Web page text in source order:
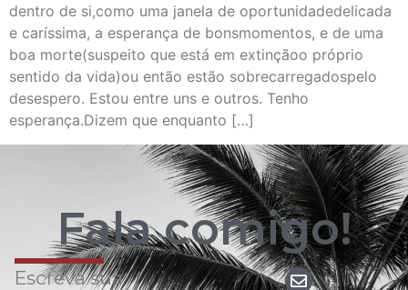
dentro de si,como uma janela de oportunidadedelicada
e caríssima, a esperança de bonsmomentos, e de uma
boa morte(suspeito que está em extinçãoo próprio
sentido da vida)ou então estão sobrecarregadospelo
desespero. Estou entre uns e outros. Tenho
esperança.Dizem que enquanto […]
Fala comigo!
Escreva sua